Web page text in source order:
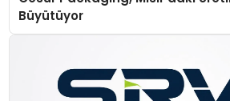
Büyütüyor